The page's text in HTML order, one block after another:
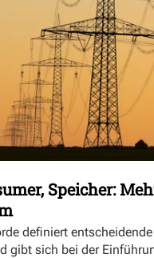
Speicher:
definiert
gibt sich bei der